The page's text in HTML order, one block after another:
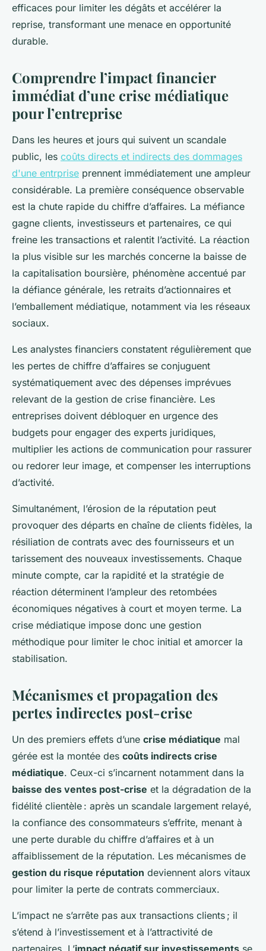
efficaces pour limiter les dégâts et accélérer la
reprise, transformant une menace en opportunité
durable.
Comprendre l’impact financier
immédiat d’une crise médiatique
pour l’entreprise
Dans les heures et jours qui suivent un scandale
public, les coûts directs et indirects des dommages
d'une entrprise prennent immédiatement une ampleur
considérable. La première conséquence observable
est la chute rapide du chiffre d’affaires. La méfiance
gagne clients, investisseurs et partenaires, ce qui
freine les transactions et ralentit l’activité. La réaction
la plus visible sur les marchés concerne la baisse de
la capitalisation boursière, phénomène accentué par
la défiance générale, les retraits d’actionnaires et
l’emballement médiatique, notamment via les réseaux
sociaux.
Les analystes financiers constatent régulièrement que
les pertes de chiffre d’affaires se conjuguent
systématiquement avec des dépenses imprévues
relevant de la gestion de crise financière. Les
entreprises doivent débloquer en urgence des
budgets pour engager des experts juridiques,
multiplier les actions de communication pour rassurer
ou redorer leur image, et compenser les interruptions
d’activité.
Simultanément, l’érosion de la réputation peut
provoquer des départs en chaîne de clients fidèles, la
résiliation de contrats avec des fournisseurs et un
tarissement des nouveaux investissements. Chaque
minute compte, car la rapidité et la stratégie de
réaction déterminent l’ampleur des retombées
économiques négatives à court et moyen terme. La
crise médiatique impose donc une gestion
méthodique pour limiter le choc initial et amorcer la
stabilisation.
Mécanismes et propagation des
pertes indirectes post-crise
Un des premiers effets d’une crise médiatique mal
gérée est la montée des coûts indirects crise
médiatique. Ceux-ci s’incarnent notamment dans la
baisse des ventes post-crise et la dégradation de la
fidélité clientèle : après un scandale largement relayé,
la confiance des consommateurs s’effrite, menant à
une perte durable du chiffre d’affaires et à un
affaiblissement de la réputation. Les mécanismes de
gestion du risque réputation deviennent alors vitaux
pour limiter la perte de contrats commerciaux.
L’impact ne s’arrête pas aux transactions clients ; il
s’étend à l’investissement et à l’attractivité de